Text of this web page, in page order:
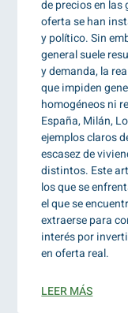
de precios en
oferta se han
y político. Sin
general suele
y demanda, la
que impiden
homogéneos ni
España, Milán,
ejemplos claros
escasez de
distintos. Este
los que se
el que se
extraerse para
interés por
en oferta real.
LEER MÁS